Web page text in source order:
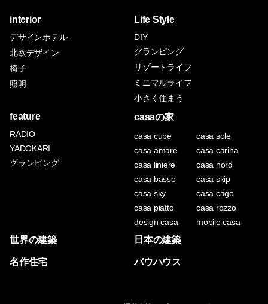
interior
デザインホテル
北欧デザイン
椅子
照明
Life Style
DIY
グランピング
リゾートライフ
ミニマルライフ
小さく住まう
feature
RADIO
YADOKARI
グランピング
casaの家
casa cube
casa sole
casa amare
casa carina
casa liniere
casa nord
casa basso
casa skip
casa sky
casa cago
casa piatto
casa rozzo
design casa
mobile casa
世界の建築 日本の建築
名作住宅 バウハウス